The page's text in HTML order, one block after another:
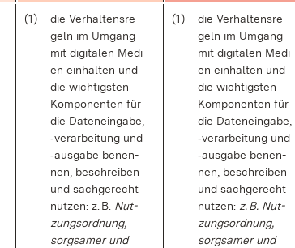
(1)
die Ver­hal­tens­re­
geln im Um­gang
mit di­gi­ta­len Me­di­
en ein­hal­ten und
die wich­tigs­ten
Kom­po­nen­ten für
die Da­ten­ein­ga­be,
‑ver­ar­bei­tung und
‑aus­ga­be be­nen­
nen, be­schrei­ben
und sach­ge­recht
nut­zen: z. B. Nut­
zungs­ord­nung,
sorg­sa­mer und
(1)
die Ver­hal­tens­re­
geln im Um­gang
mit di­gi­ta­len Me­di­
en ein­hal­ten und
die wich­tigs­ten
Kom­po­nen­ten für
die Da­ten­ein­ga­be,
‑ver­ar­bei­tung und
‑aus­ga­be be­nen­
nen, be­schrei­ben
und sach­ge­recht
nut­zen: z. B. Nut­
zungs­ord­nung,
sorg­sa­mer und